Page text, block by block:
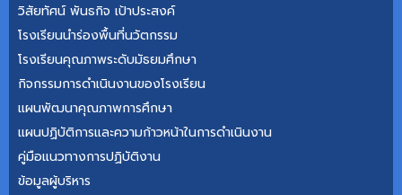
วิสัยทัศน์ พันธกิจ เป้าประสงค์
โรงเรียนนำร่องพื้นที่นวัตกรรม
โรงเรียนคุณภา​พระดับ​มัธยม​ศึกษา
กิจกรรมการดำเนินงานของโรงเรียน
แผนพัฒนาคุณภาพการศึกษา
แผนปฏิบัติการและความก้าวหน้าในการดำเนินงาน
คู่มือแนวทางการปฏิบัติงาน
ข้อมูลผู้บริหาร